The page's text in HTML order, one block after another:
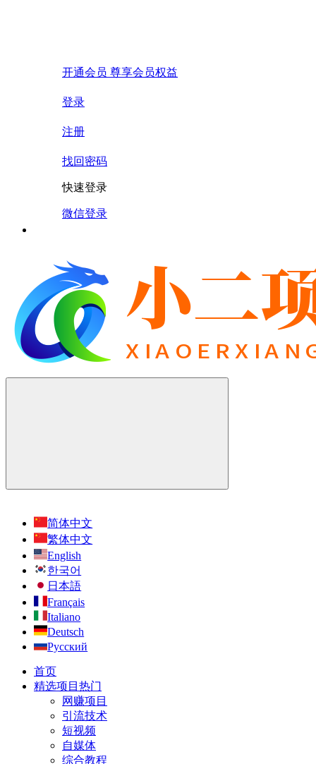
开通会员 尊享会员权益
登录
注册
找回密码
快速登录
微信登录
简体中文
繁体中文
English
한국어
日本語
Français
Italiano
Deutsch
Русский
首页
精选项目 热门
网赚项目
引流技术
短视频
自媒体
综合教程